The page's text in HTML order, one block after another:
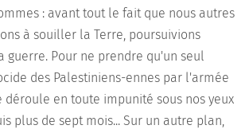
: avant tout le fait que nous autres
à souiller la Terre, poursuivions
guerre. Pour ne prendre qu'un seul
des Palestiniens-ennes par l'armée
déroule en toute impunité sous nos yeux
plus de sept mois... Sur un autre plan,